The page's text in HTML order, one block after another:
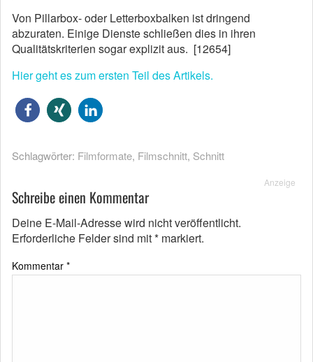
Von Pillarbox- oder Letterboxbalken ist dringend
abzuraten. Einige Dienste schließen dies in ihren
Qualitätskriterien sogar explizit aus. [12654]
Hier geht es zum ersten Teil des Artikels.
Schlagwörter: Filmformate, Filmschnitt, Schnitt
Anzeige
Schreibe einen Kommentar
Deine E-Mail-Adresse wird nicht veröffentlicht.
Erforderliche Felder sind mit* markiert.
Kommentar *